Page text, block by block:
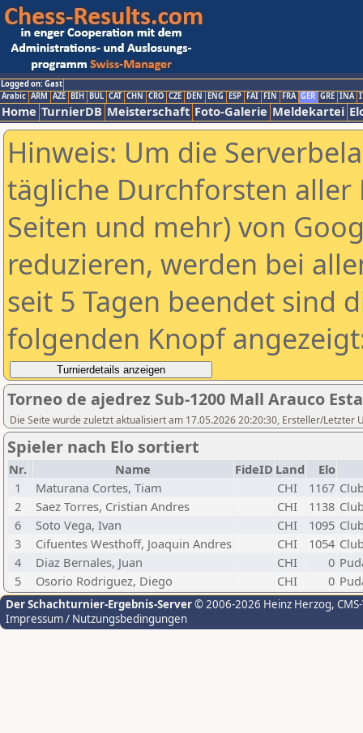
Logged on: Gast
Arabic ARM AZE BIH BUL CAT CHN CRO CZE DEN ENG ESP FAI FIN FRA GER GRE INA
Home TurnierDB Meisterschaft Foto-Galerie Meldekartei
Hinweis: Um die
tägliche Durchforsten aller
Seiten und mehr) von
reduzieren, werden bei
seit 5 Tagen beendet sind
folgenden Knopf
Torneo de ajedrez Sub-1200 Mall Arauco
Die Seite wurde zuletzt aktualisiert am 17.05.2026 20:20:30, Ersteller/Letzter
Spieler nach Elo sortiert
Nr. Name FideID Land
Elo
1
Maturana Cortes, Tiam CHI 1167
2
Saez Torres, Cristian Andres CHI 1138
6
Soto Vega, Ivan CHI 1095
3
Cifuentes Westhoff, Joaquin Andres CHI 1054
4
Diaz Bernales, Juan CHI 0
5
Osorio Rodriguez, Diego CHI 0
Der Schachturnier-Ergebnis-Server© 2006-2026 Heinz Herzog,
Impressum / Nutzungsbedingungen